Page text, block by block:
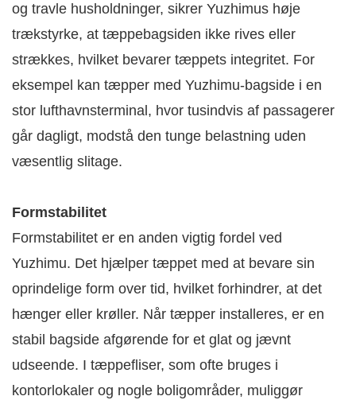
og travle husholdninger, sikrer Yuzhimus høje
trækstyrke, at tæppebagsiden ikke rives eller
strækkes, hvilket bevarer tæppets integritet. For
eksempel kan tæpper med Yuzhimu-bagside i en
stor lufthavnsterminal, hvor tusindvis af passagerer
går dagligt, modstå den tunge belastning uden
væsentlig slitage.
Formstabilitet
Formstabilitet er en anden vigtig fordel ved
Yuzhimu. Det hjælper tæppet med at bevare sin
oprindelige form over tid, hvilket forhindrer, at det
hænger eller krøller. Når tæpper installeres, er en
stabil bagside afgørende for et glat og jævnt
udseende. I tæppefliser, som ofte bruges i
kontorlokaler og nogle boligområder, muliggør